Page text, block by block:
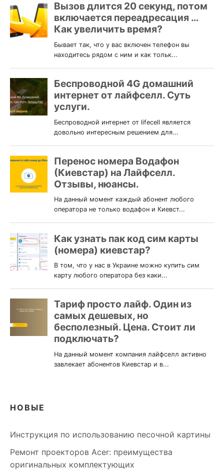
НОВЫЕ
Инструкция по использованию песочной картины
Ремонт проекторов Acer: преимущества
оригинальных комплектующих